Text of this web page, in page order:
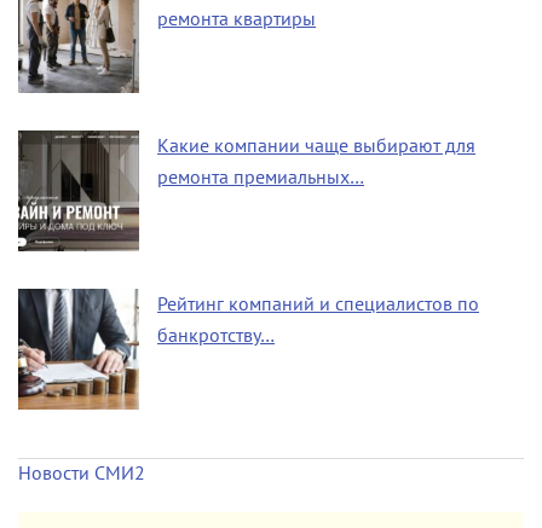
ремонта квартиры
Какие компании чаще выбирают для
ремонта премиальных…
Рейтинг компаний и специалистов по
банкротству…
Новости СМИ2